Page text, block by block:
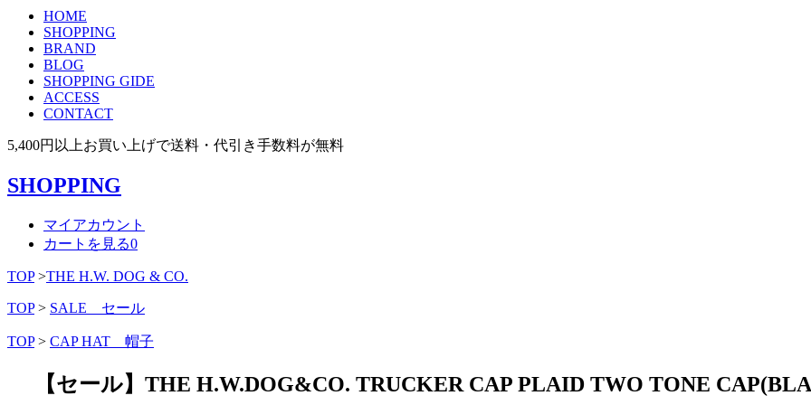
HOME
SHOPPING
BRAND
BLOG
SHOPPING GIDE
ACCESS
CONTACT
5,400円以上お買い上げで送料・代引き手数料が無料
SHOPPING
マイアカウント
カートを見る0
TOP >THE H.W. DOG & CO.
TOP > SALE セール
TOP > CAP HAT 帽子
【セール】THE H.W.DOG&CO. TRUCKER CAP PLAID TWO TONE